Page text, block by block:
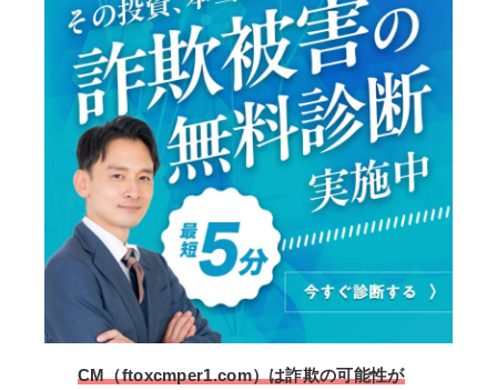
CM（ftoxcmper1.com）は詐欺の可能性が